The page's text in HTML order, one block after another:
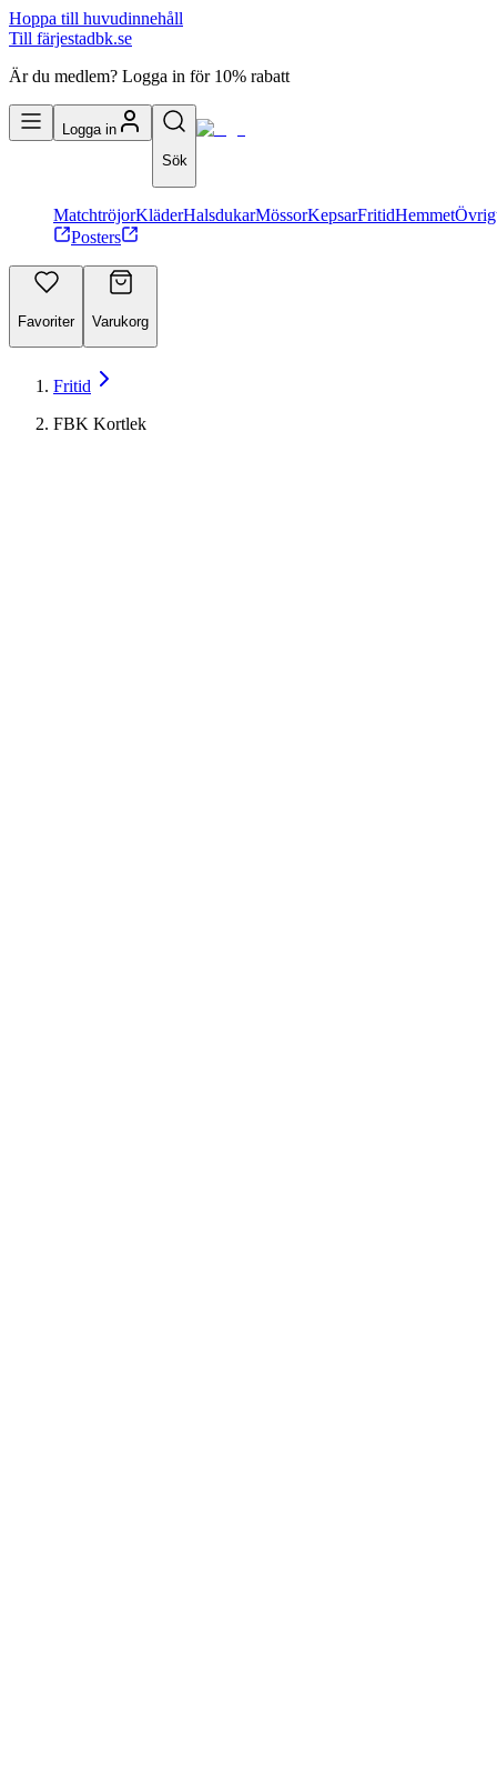
Hoppa till huvudinnehåll
Till färjestadbk.se
Är du medlem? Logga in för 10% rabatt
Logga in
Sök
MatchtröjorKläderHalsdukarMössorKepsarFritidHemmet
Posters
Favoriter Varukorg
Fritid
FBK Kortlek